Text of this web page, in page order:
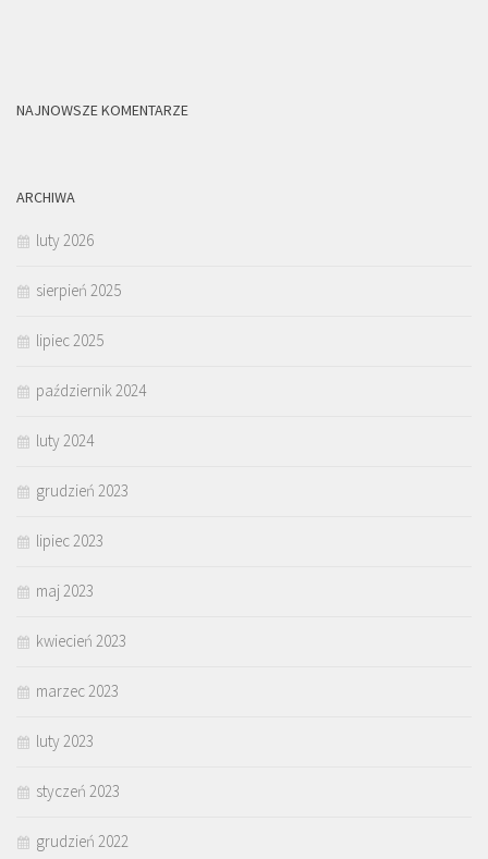
NAJNOWSZE KOMENTARZE
ARCHIWA
luty 2026
sierpień 2025
lipiec 2025
październik 2024
luty 2024
grudzień 2023
lipiec 2023
maj 2023
kwiecień 2023
marzec 2023
luty 2023
styczeń 2023
grudzień 2022